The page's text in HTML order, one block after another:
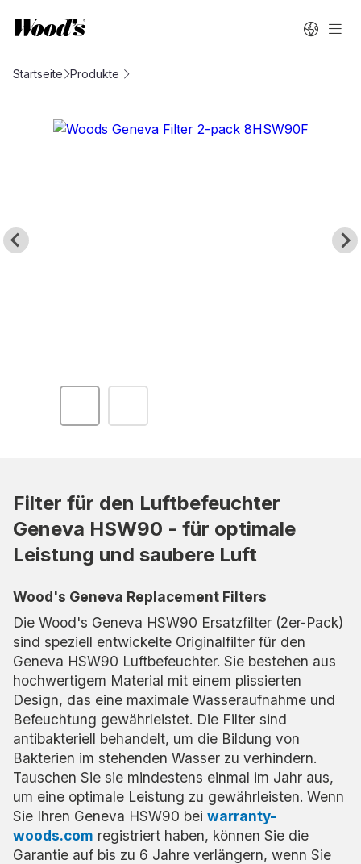
Startseite Produkte
Filter für den Luftbefeuchter
Geneva HSW90 - für optimale
Leistung und saubere Luft
Wood's Geneva Replacement Filters
Die Wood's Geneva HSW90 Ersatzfilter (2er-Pack)
sind speziell entwickelte Originalfilter für den
Geneva HSW90 Luftbefeuchter. Sie bestehen aus
hochwertigem Material mit einem plissierten
Design, das eine maximale Wasseraufnahme und
Befeuchtung gewährleistet. Die Filter sind
antibakteriell behandelt, um die Bildung von
Bakterien im stehenden Wasser zu verhindern.
Tauschen Sie sie mindestens einmal im Jahr aus,
um eine optimale Leistung zu gewährleisten. Wenn
Sie Ihren Geneva HSW90 bei warranty-
woods.com registriert haben, können Sie die
Garantie auf bis zu 6 Jahre verlängern, wenn Sie